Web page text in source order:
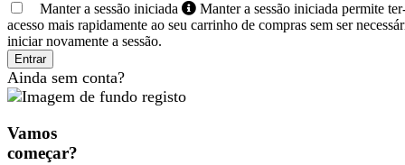
Manter a sessão iniciada
Manter a sessão iniciada permite
acesso mais rapidamente ao seu carrinho de compras sem ser
iniciar novamente a sessão.
Entrar
Ainda sem conta?
Vamos
começar?